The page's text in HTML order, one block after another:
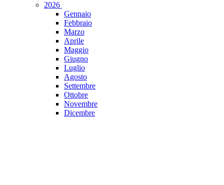
2026
Gennaio
Febbraio
Marzo
Aprile
Maggio
Giugno
Luglio
Agosto
Settembre
Ottobre
Novembre
Dicembre